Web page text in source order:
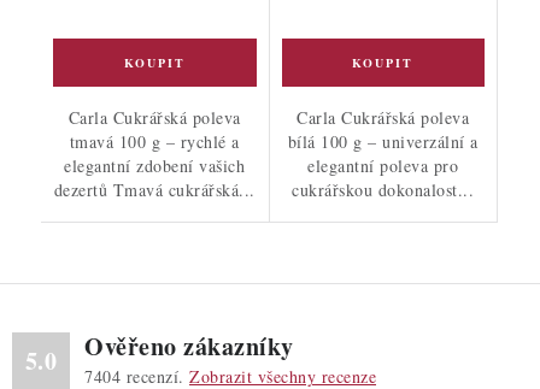
Carla Cukrářská poleva
tmavá 100 g – rychlé a
elegantní zdobení vašich
dezertů Tmavá cukrářská...
Carla Cukrářská poleva
bílá 100 g – univerzální a
elegantní poleva pro
cukrářskou dokonalost...
5.0 Ověřeno zákazníky
7404 recenzí. Zobrazit všechny recenze